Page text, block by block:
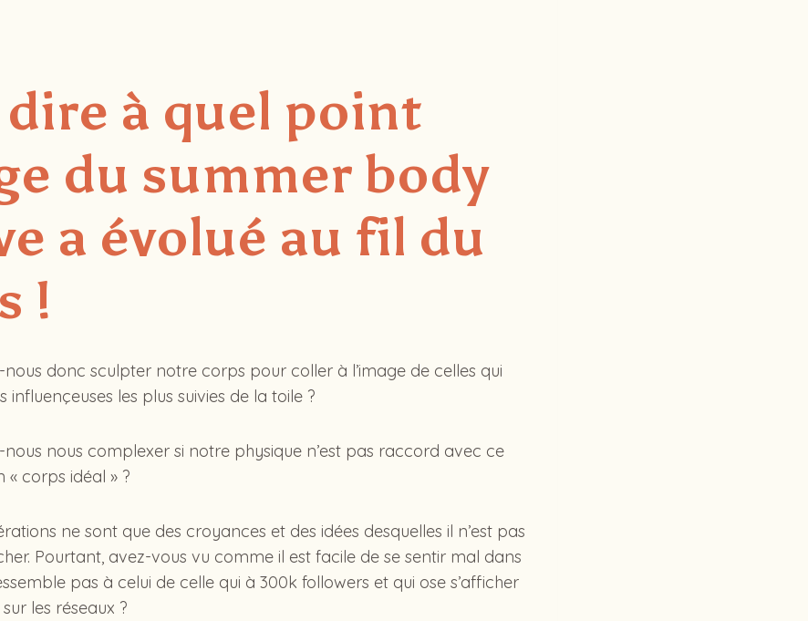
dire à quel point
du summer body
a évolué au fil du
!
nous donc sculpter notre corps pour coller à l’image de celles qui
influençeuses les plus suivies de la toile ?
nous complexer si notre physique n’est pas raccord avec ce
« corps idéal » ?
ne sont que des croyances et des idées desquelles il n’est pas
Pourtant, avez-vous vu comme il est facile de se sentir mal dans
pas à celui de celle qui à 300k followers et qui ose s’afficher
les réseaux ?